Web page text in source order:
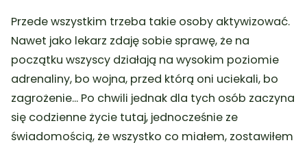
Przede wszystkim trzeba takie osoby aktywizować.
Nawet jako lekarz zdaję sobie sprawę, że na
początku wszyscy działają na wysokim poziomie
adrenaliny, bo wojna, przed którą oni uciekali, bo
zagrożenie… Po chwili jednak dla tych osób zaczyna
się codzienne życie tutaj, jednocześnie ze
świadomością, że wszystko co miałem, zostawiłem